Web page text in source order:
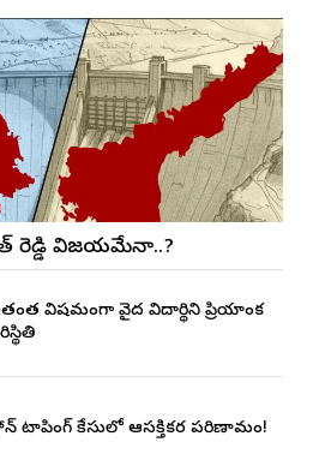
రెడ్డి విజయమేనా..?
విషమంగా వైద్య విద్యార్థిని ప్రియాంక
ట్యాపింగ్ కేసులో ఆసక్తికర పరిణామం!